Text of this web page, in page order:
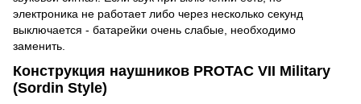
электроника не работает либо через несколько секунд
выключается - батарейки очень слабые, необходимо
заменить.
Конструкция наушников PROTAC VII Military
(Sordin Style)